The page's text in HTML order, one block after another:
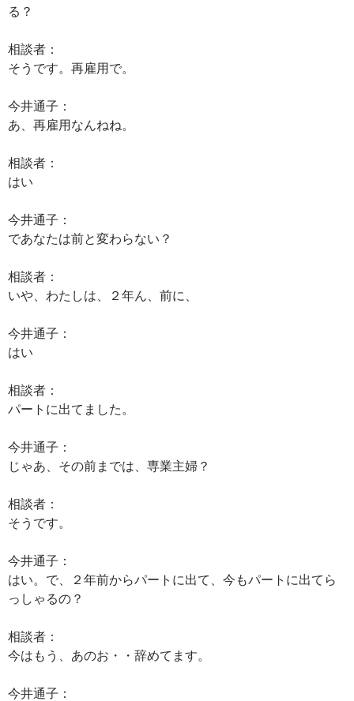
る？
相談者：
そうです。再雇用で。
今井通子：
あ、再雇用なんねね。
相談者：
はい
今井通子：
であなたは前と変わらない？
相談者：
いや、わたしは、２年ん、前に、
今井通子：
はい
相談者：
パートに出てました。
今井通子：
じゃあ、その前までは、専業主婦？
相談者：
そうです。
今井通子：
はい。で、２年前からパートに出て、今もパートに出てら
っしゃるの？
相談者：
今はもう、あのお・・辞めてます。
今井通子：